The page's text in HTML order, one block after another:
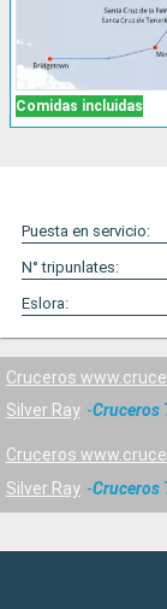
Comidas incluidas
Puesta en servicio:
N° tripunlates:
Eslora:
Cruceros
Silver Ray
Cruceros
Cruceros
Silver Ray
Cruceros